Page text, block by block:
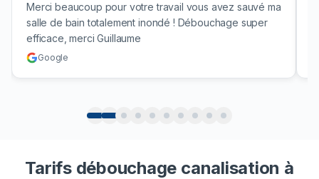
Merci beaucoup pour votre travail vous avez sauvé ma
salle de bain totalement inondé ! Débouchage super
efficace, merci Guillaume
Google
Tarifs débouchage canalisation à